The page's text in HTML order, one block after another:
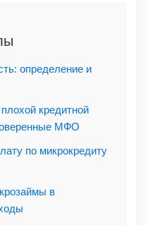
определение и
кредитной
МФО
по микрокредиту
в